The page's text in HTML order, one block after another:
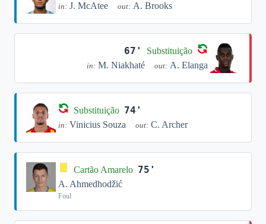
in: J. McAtee out: A. Brooks
67' Substituição
in: M. Niakhaté out: A. Elanga
Substituição 74'
in: Vinicius Souza out: C. Archer
Cartão Amarelo 75'
A. Ahmedhodžić
Foul